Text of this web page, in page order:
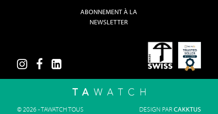
ABONNEMENT À LA
NEWSLETTER
© 2026 - TAWATCH TOUS
DESIGN PARCAKKTUS